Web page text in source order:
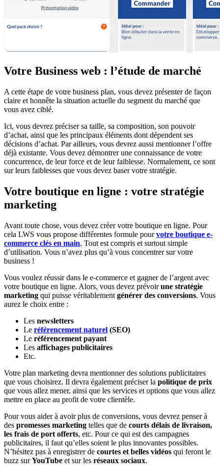
Votre Business web : l’étude de marché
A cette étape de votre business plan, vous devez présenter de façon
claire et honnête la situation actuelle du segment du marché que
vous avez ciblé.
Ici, vous devrez préciser sa taille, sa composition, son pouvoir
d’achat, ainsi que les principaux éléments dont dépendent ses
décisions d’achat. Par ailleurs, vous devrez aussi mentionner l’offre
déjà existante. Vous devez démontrer une connaissance de votre
concurrence, de leur force et de leur faiblesse. Normalement, ce sont
sur leurs faiblesses que vous devez baser votre stratégie.
Votre boutique en ligne : votre stratégie
marketing
Avant toute chose, vous devez créer votre boutique en ligne. Pour
cela LWS vous propose différentes formule pourvotre boutique e-
commerce clés en main. Tout est compris et surtout simple
d’utilisation. Vous n’avez plus qu’à vous concentrer sur votre
business !
Vous voulez réussir dans le e-commerce et gagner de l’argent avec
votre boutique en ligne. Alors, vous devez prévoirune stratégie
marketing qui puisse véritablement générer des conversions. Vous
aurez le choix entre :
Les newsletters
Le référencement naturel (SEO)
Le référencement payant
Les affichages publicitaires
Etc.
Votre plan marketing devra mentionner des solutions publicitaires
que vous choisirez. Il devra également préciser la politique de prix
que vous allez mener, ainsi que les services et options que vous allez
mettre en place au profit de votre clientèle.
Pour vous aider à avoir plus de conversions, vous devrez penser à
des promesses marketing telles que de courts délais de livraison,
les frais de port offerts, etc. Pour ce qui est des campagnes
publicitaires, il faut qu’elles soient le plus innovantes possibles.
N’hésitez pas à enregistrer de courtes et belles vidéos qui feront le
buzz surYouTube et sur les réseaux sociaux.